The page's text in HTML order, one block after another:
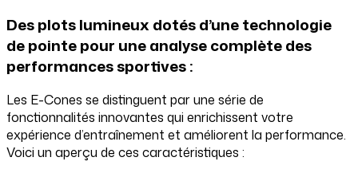
Des plots lumineux dotés d’une technologie
de pointe pour une analyse complète des
performances sportives :
Les E-Cones se distinguent par une série de
fonctionnalités innovantes qui enrichissent votre
expérience d’entraînement et améliorent la performance.
Voici un aperçu de ces caractéristiques :